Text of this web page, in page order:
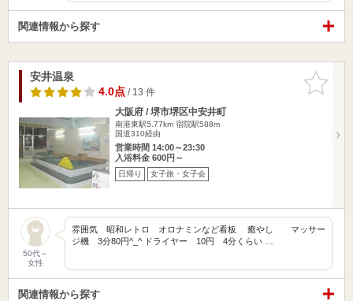
関連情報から探す
お気に入
りに追加
安井温泉
4.0点/ 13 件
大阪府 / 堺市堺区中安井町
南港東駅5.77km 宿院駅588m
国道310経由
営業時間 14:00～23:30
入浴料金 600円～
日帰り 女子旅・女子会
50代～
女性
雰囲気 昭和レトロ オロナミンなど看板 癒やし マッサー
ジ機 3分80円^_^ ドライヤー 10円 4分くらい …
関連情報から探す